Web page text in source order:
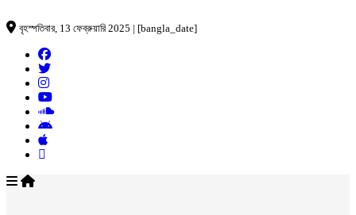
বৃহস্পতিবার, 13 ফেব্রুয়ারি 2025 | [bangla_date]